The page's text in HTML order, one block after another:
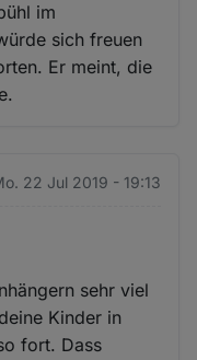
im
sich freuen
Er meint, die
22 Jul 2019 - 19:13
sehr viel
Kinder in
fort. Dass